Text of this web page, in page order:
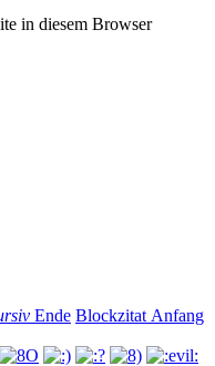
in diesem Browser
Ende Blockzitat Anfang